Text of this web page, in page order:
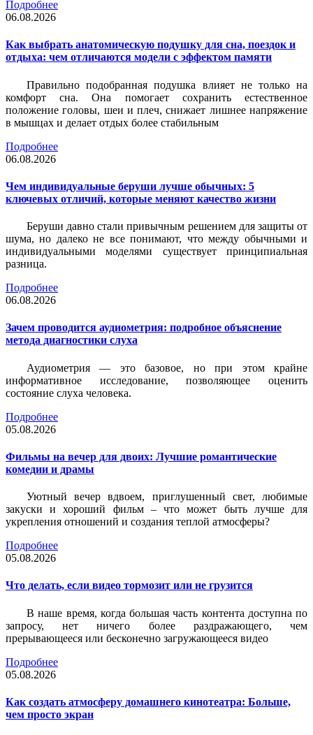
Подробнее
06.08.2026
Как выбрать анатомическую подушку для сна, поездок и
отдыха: чем отличаются модели с эффектом памяти
Правильно подобранная подушка влияет не только на
комфорт сна. Она помогает сохранить естественное
положение головы, шеи и плеч, снижает лишнее напряжение
в мышцах и делает отдых более стабильным
Подробнее
06.08.2026
Чем индивидуальные беруши лучше обычных: 5
ключевых отличий, которые меняют качество жизни
Беруши давно стали привычным решением для защиты от
шума, но далеко не все понимают, что между обычными и
индивидуальными моделями существует принципиальная
разница.
Подробнее
06.08.2026
Зачем проводится аудиометрия: подробное объяснение
метода диагностики слуха
Аудиометрия — это базовое, но при этом крайне
информативное исследование, позволяющее оценить
состояние слуха человека.
Подробнее
05.08.2026
Фильмы на вечер для двоих: Лучшие романтические
комедии и драмы
Уютный вечер вдвоем, приглушенный свет, любимые
закуски и хороший фильм – что может быть лучше для
укрепления отношений и создания теплой атмосферы?
Подробнее
05.08.2026
Что делать, если видео тормозит или не грузится
В наше время, когда большая часть контента доступна по
запросу, нет ничего более раздражающего, чем
прерывающееся или бесконечно загружающееся видео
Подробнее
05.08.2026
Как создать атмосферу домашнего кинотеатра: Больше,
чем просто экран